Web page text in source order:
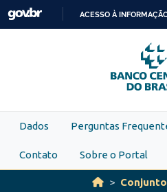
Skip to main content
PARA
O
ACESSO À
Dados Perguntas
Contato Sobre o Portal